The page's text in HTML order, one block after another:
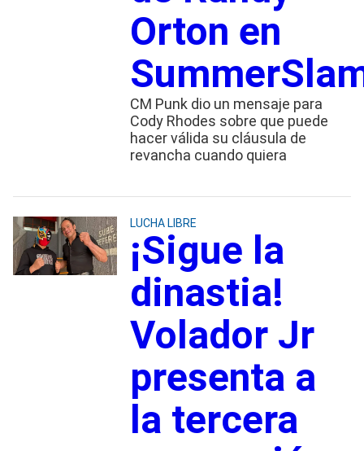
Orton en
CM Punk dio un mensaje para
Cody Rhodes sobre que puede
hacer válida su cláusula de
revancha cuando quiera
LUCHA LIBRE
¡Sigue la
dinastia!
Volador Jr
presenta a
la tercera